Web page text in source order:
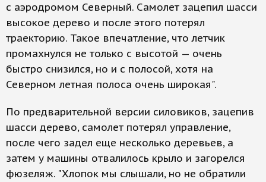
с аэродромом Северный. Самолет зацепил шасси
высокое дерево и после этого потерял
траекторию. Такое впечатление, что летчик
промахнулся не только с высотой — очень
быстро снизился, но и с полосой, хотя на
Северном летная полоса очень широкая".
По предварительной версии силовиков, зацепив
шасси дерево, самолет потерял управление,
после чего задел еще несколько деревьев, а
затем у машины отвалилось крыло и загорелся
фюзеляж. "Хлопок мы слышали, но не обратили